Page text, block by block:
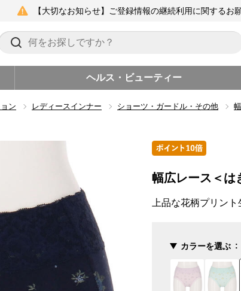
【大切なお知らせ】ご登録情報の継続利用に関するお
ヘルス・ビューティー
ン レディースインナー ショーツ・ガードル・その他
幅広レース＜は
上品な花柄プリン
カラーを選ぶ